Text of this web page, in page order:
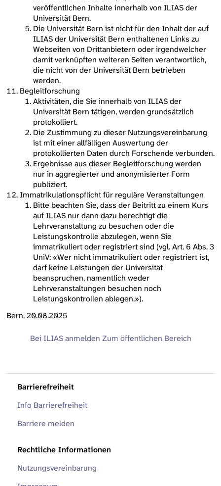
veröffentlichen Inhalte innerhalb von ILIAS der
Universität Bern.
Die Universität Bern ist nicht für den Inhalt der auf
ILIAS der Universität Bern enthaltenen Links zu
Webseiten von Drittanbietern oder irgendwelcher
damit verknüpften weiteren Seiten verantwortlich,
die nicht von der Universität Bern betrieben
werden.
Begleitforschung
Aktivitäten, die Sie innerhalb von ILIAS der
Universität Bern tätigen, werden grundsätzlich
protokolliert.
Die Zustimmung zu dieser Nutzungsvereinbarung
ist mit einer allfälligen Auswertung der
protokollierten Daten durch Forschende verbunden.
Ergebnisse aus dieser Begleitforschung werden
nur in aggregierter und anonymisierter Form
publiziert.
Immatrikulationspflicht für reguläre Veranstaltungen
Bitte beachten Sie, dass der Beitritt zu einem Kurs
auf ILIAS nur dann dazu berechtigt die
Lehrveranstaltung zu besuchen oder die
Leistungskontrolle abzulegen, wenn Sie
immatrikuliert oder registriert sind (vgl. Art. 6 Abs. 3
UniV: «Wer nicht immatrikuliert oder registriert ist,
darf keine Leistungen der Universität
beanspruchen, namentlich weder
Lehrveranstaltungen besuchen noch
Leistungskontrollen ablegen.»).
Bern, 20.08.2025
Bei ILIAS anmelden Zum öffentlichen Bereich
Barrierefreiheit
Info Barrierefreiheit
Barriere melden
Rechtliche Informationen
Nutzungsvereinbarung